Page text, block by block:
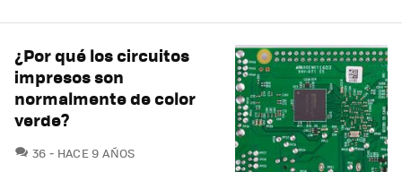
¿Por qué los circuitos
impresos son
normalmente de color
verde?
36 COMENTARIOS
HACE 9 AÑOS